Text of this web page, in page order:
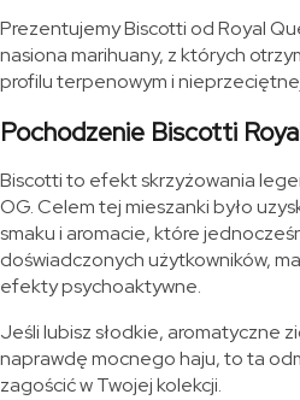
Prezentujemy Biscotti od Royal
nasiona marihuany, z których
profilu terpenowym i
Pochodzenie Biscotti
Biscotti to efekt skrzyżowania
OG. Celem tej mieszanki było
smaku i aromacie, które
doświadczonych użytkowników,
efekty psychoaktywne.
Jeśli lubisz słodkie, aromatyczne
naprawdę mocnego haju, to ta
zagościć w Twojej kolekcji.